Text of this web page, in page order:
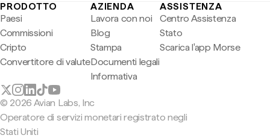
PRODOTTO
Paesi
Commissioni
Cripto
Convertitore di valute
AZIENDA
Lavora con noi
Blog
Stampa
Documenti legali
Informativa
ASSISTENZA
Centro Assistenza
Stato
Scarica l'app Morse
© 2026 Avian Labs, Inc
Operatore di servizi monetari registrato negli
Stati Uniti